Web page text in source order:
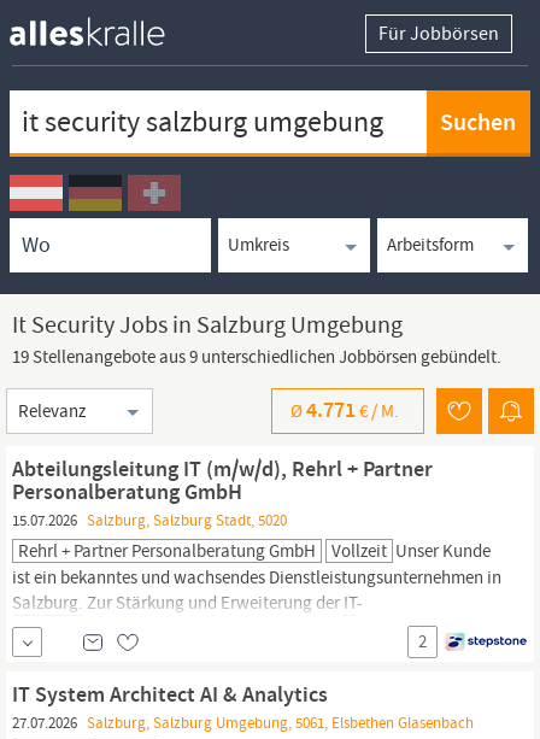
Für Jobbörsen
Ortssuche
Umkreissuche
Arbeitsform
It Security Jobs in Salzburg Umgebung
19 Stellenangebote aus 9 unterschiedlichen Jobbörsen gebündelt.
Sortierung
Ø4.771€ / M.
Abteilungsleitung IT (m/w/d), Rehrl + Partner
Personalberatung GmbH
15.07.2026 Salzburg, Salzburg Stadt, 5020
Rehrl + Partner Personalberatung GmbH Vollzeit Unser Kunde
ist ein bekanntes und wachsendes Dienstleistungsunternehmen in
Salzburg. Zur Stärkung und Erweiterung der IT-
Organisationsstruktur besetzen wir aktuell die Position
Abteilungsleitung
-Abteilung in den
2
IT System Architect AI & Analytics
27.07.2026 Salzburg, Salzburg Umgebung, 5061, Elsbethen Glasenbach